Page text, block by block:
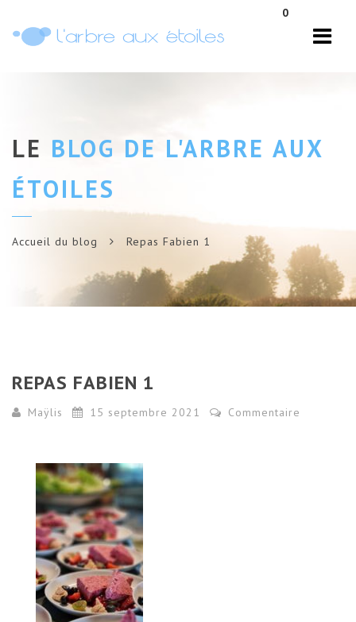
0
LE BLOG DE L'ARBRE AUX
ÉTOILES
Accueil du blog Repas Fabien 1
REPAS FABIEN 1
Maÿlis 15 septembre 2021 Commentaire